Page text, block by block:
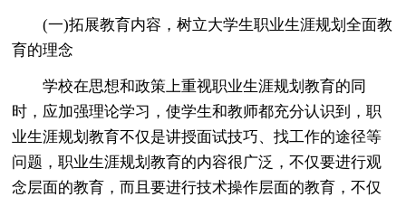
(一)拓展教育内容，树立大学生职业生涯规划全面教
育的理念
学校在思想和政策上重视职业生涯规划教育的同
时，应加强理论学习，使学生和教师都充分认识到，职
业生涯规划教育不仅是讲授面试技巧、找工作的途径等
问题，职业生涯规划教育的内容很广泛，不仅要进行观
念层面的教育，而且要进行技术操作层面的教育，不仅